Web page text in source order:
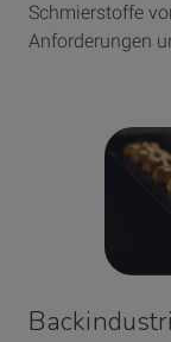
Schmierstoffe
Anforderungen